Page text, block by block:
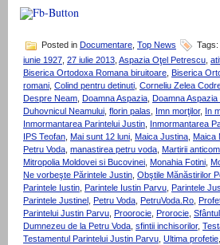
Posted in Documentare Top News Tags:
iunie 1927, 27 iulie 2013, Aspazia Oţel Petrescu,
Biserica Ortodoxa Romana biruitoare, Biserica
romani, Colind pentru detinuti, Corneliu Zelea
Despre Neam, Doamna Aspazia, Doamna
Duhovnicul Neamului, florin palas, Imn morţilor, In
Inmormantarea Parintelui Justin, Inmormantarea
IPS Teofan, Mai sunt 12 luni, Maica Justina, Maica
Petru Voda, manastirea petru voda, Martirii
Mitropolia Moldovei si Bucovinei, Monahia Fotini,
Ne vorbeşte Părintele Justin, Obştile Mănăstirilor
Parintele Iustin, Parintele Iustin Parvu, Parintele
Parintele Justinel , Petru Voda, PetruVoda.Ro,
Parintelui Justin Parvu, Proorocie, Prorocie,
Dumnezeu de la Petru Voda, sfintii inchisorilor,
Testamentul Parintelui Justin Parvu, Ultima profetie,